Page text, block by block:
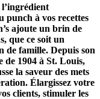
punch à vos recettes
ajoute un brin de
que ce soit un
de famille. Depuis son
de 1904 à St. Louis,
la saveur des mets
Élargissez votre
clients, stimuler les